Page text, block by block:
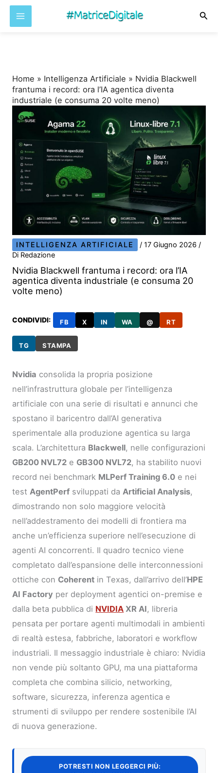
Home » Intelligenza Artificiale » Nvidia Blackwell
frantuma i record: ora l’IA agentica diventa
industriale (e consuma 20 volte meno)
INTELLIGENZA ARTIFICIALE /17 Giugno 2026/
Di Redazione
Nvidia Blackwell frantuma i record: ora l’IA
agentica diventa industriale (e consuma 20
volte meno)
CONDIVIDI: FB X IN WA @ RT
TG STAMPA
Nvidia consolida la propria posizione
nell’infrastruttura globale per l’intelligenza
artificiale con una serie di risultati e annunci che
spostano il baricentro dall’AI generativa
sperimentale alla produzione agentica su larga
scala. L’architettura Blackwell, nelle configurazioni
GB200 NVL72 e GB300 NVL72, ha stabilito nuovi
record nei benchmark MLPerf Training 6.0 e nei
testAgentPerf sviluppati daArtificial Analysis,
dimostrando non solo maggiore velocità
nell’addestramento dei modelli di frontiera ma
anche un’efficienza superiore nell’esecuzione di
agenti AI concorrenti. Il quadro tecnico viene
completato dall’espansione delle interconnessioni
ottiche con Coherent in Texas, dall’arrivo dell’HPE
AI Factory per deployment agentici on-premise e
dalla beta pubblica di NVIDIA XR AI, libreria
pensata per portare agenti multimodali in ambienti
di realtà estesa, fabbriche, laboratori e workflow
industriali. Il messaggio industriale è chiaro: Nvidia
non vende più soltanto GPU, ma una piattaforma
completa che combina silicio, networking,
software, sicurezza, inferenza agentica e
strumenti di sviluppo per rendere sostenibile l’AI
di nuova generazione.
POTRESTI NON LEGGERCI PIÙ: